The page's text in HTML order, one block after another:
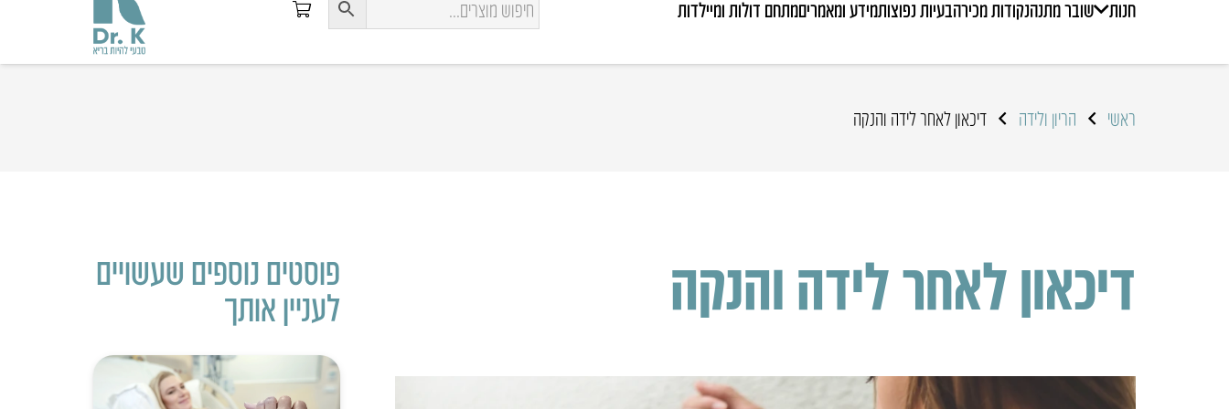
חנות שובר מתנהנקודות מכירהבעיות נפוצותמידע ומאמריםמתחם דולות ומיילדות
ראשי הריון ולידה דיכאון לאחר לידה והנקה‎
דיכאון לאחר לידה והנקה‎
פוסטים נוספים שעשויים
לעניין אותך